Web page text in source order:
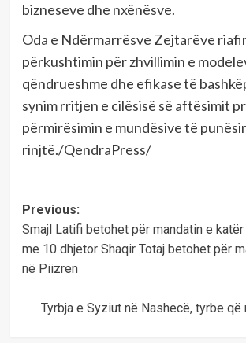
bizneseve dhe nxënësve.
Oda e Ndërmarrësve Zejtarëve
përkushtimin për zhvillimin e
qëndrueshme dhe efikase të
synim rritjen e cilësisë së aftësimit
përmirësimin e mundësive të
rinjtë./QendraPress/
Post
navigation
Previous:
Smajl Latifi betohet për mandatin e
me 10 dhjetor Shaqir Totaj betohet për
në Piizren
Tyrbja e Syziut në Nashecë, tyrbe që